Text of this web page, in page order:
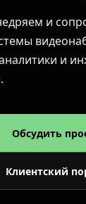
и
и
Обсудить
Клиентский